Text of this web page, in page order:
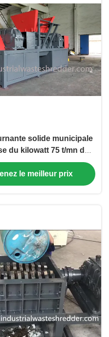
solide municipale
du kilowatt 75 t/mn du
37 de déchets
l'efficacité
le meilleur prix